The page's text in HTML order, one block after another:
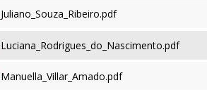
Juliano_Souza_Ribeiro.pdf
Luciana_Rodrigues_do_Nascimento.pdf
Manuella_Villar_Amado.pdf